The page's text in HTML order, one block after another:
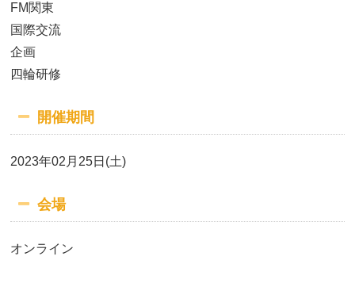
FM関東
国際交流
企画
四輪研修
開催期間
2023年02月25日(土)
会場
オンライン